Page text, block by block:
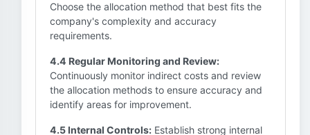
Choose the allocation method that best fits the
company's complexity and accuracy
requirements.
4.4 Regular Monitoring and Review:
Continuously monitor indirect costs and review
the allocation methods to ensure accuracy and
identify areas for improvement.
4.5 Internal Controls: Establish strong internal